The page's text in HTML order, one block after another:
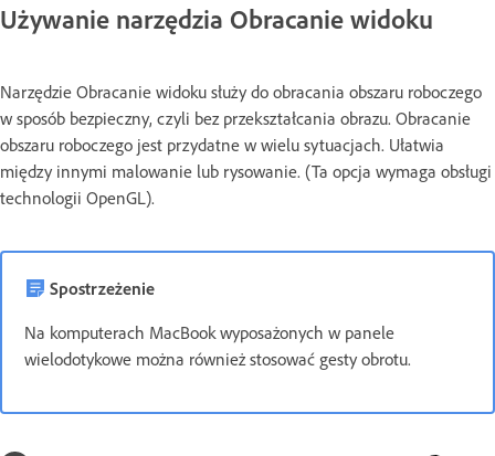
Używanie narzędzia Obracanie widoku
Narzędzie Obracanie widoku służy do obracania obszaru roboczego
w sposób bezpieczny, czyli bez przekształcania obrazu. Obracanie
obszaru roboczego jest przydatne w wielu sytuacjach. Ułatwia
między innymi malowanie lub rysowanie. (Ta opcja wymaga obsługi
technologii OpenGL).
Spostrzeżenie
Na komputerach MacBook wyposażonych w panele
wielodotykowe można również stosować gesty obrotu.